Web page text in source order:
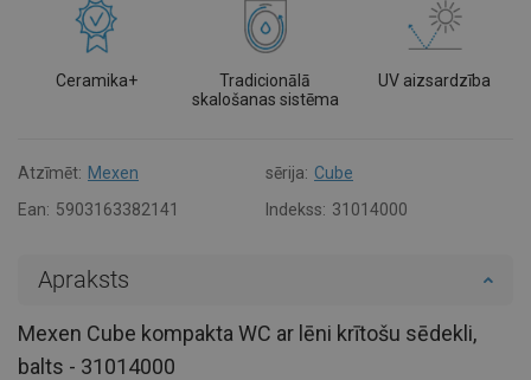
Ceramika+
Tradicionālā
skalošanas sistēma
UV aizsardzība
Atzīmēt: Mexen sērija: Cube
Ean: 5903163382141 Indekss: 31014000
Apraksts
Mexen Cube kompakta WC ar lēni krītošu sēdekli,
balts - 31014000